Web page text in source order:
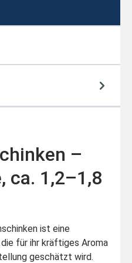
–
ca. 1,2–1,8
ist eine
für ihr kräftiges Aroma
geschätzt wird.